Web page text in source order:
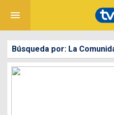
menu
Búsqueda por: La